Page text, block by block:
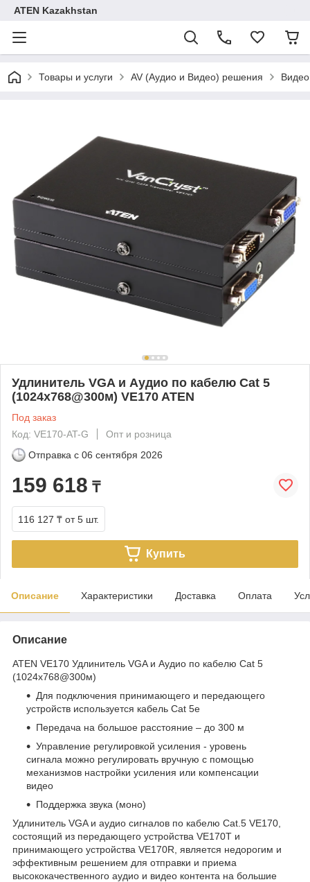
ATEN Kazakhstan
Товары и услуги AV (Аудио и Видео) решения
Удлинитель VGA и Аудио по кабелю Cat 5
(1024х768@300м) VE170 ATEN
Под заказ
Код: VE170-AT-G
Опт и розница
Отправка с 06 сентября 2026
159 618 ₸
116 127 ₸ от 5 шт.
Купить
Описание Характеристики Доставка Оплата
Описание
ATEN VE170 Удлинитель VGA и Аудио по кабелю Cat 5
(1024х768@300м)
Для подключения принимающего и передающего
устройств используется кабель Cat 5e
Передача на большое расстояние – до 300 м
Управление регулировкой усиления - уровень
сигнала можно регулировать вручную с помощью
механизмов настройки усиления или компенсации
видео
Поддержка звука (моно)
Удлинитель VGA и аудио сигналов по кабелю Cat.5 VE170,
состоящий из передающего устройства VE170T и
принимающего устройства VE170R, является недорогим и
эффективным решением для отправки и приема
высококачественного аудио и видео контента на большие